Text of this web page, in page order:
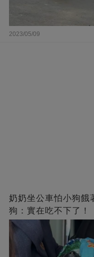
2023/05/09
奶奶坐公車怕小狗餓
狗：實在吃不下了！